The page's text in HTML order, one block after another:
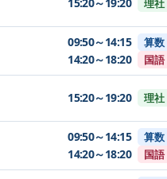
09:50～14:15 算数
14:20～18:20 国語
15:20～19:20 理社
09:50～14:15 算数
14:20～18:20 国語